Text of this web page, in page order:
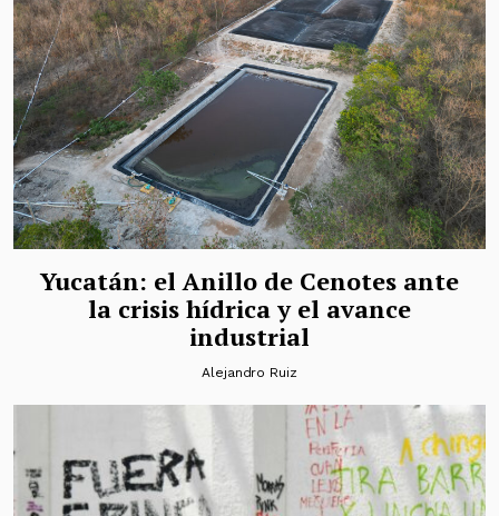
Yucatán: el Anillo de Cenotes ante
la crisis hídrica y el avance
industrial
Alejandro Ruiz